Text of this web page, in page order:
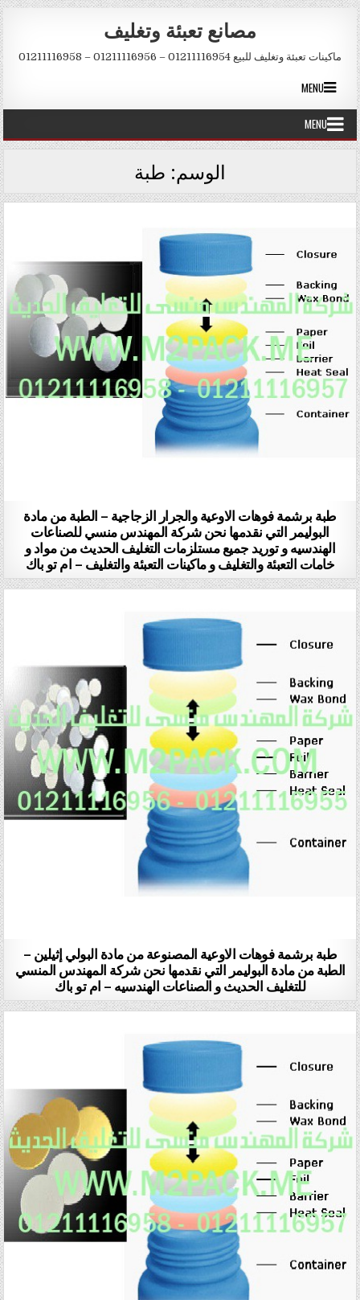
Skip to content
مصانع تعبئة وتغليف
ماكينات تعبئة وتغليف للبيع 01211116954 – 01211116956 – 01211116958
MENU
MENU
الوسم: طبة
طبة برشمة فوهات الاوعية والجرار الزجاجية – الطبة من مادة
البوليمر التي نقدمها نحن شركة المهندس منسي للصناعات
الهندسيه و توريد جميع مستلزمات التغليف الحديث من مواد و
خامات التعبئة والتغليف و ماكينات التعبئة والتغليف – ام تو باك
طبة برشمة فوهات الاوعية المصنوعة من مادة البولي إثيلين –
الطبة من مادة البوليمر التي نقدمها نحن شركة المهندس المنسي
للتغليف الحديث و الصناعات الهندسيه – ام تو باك